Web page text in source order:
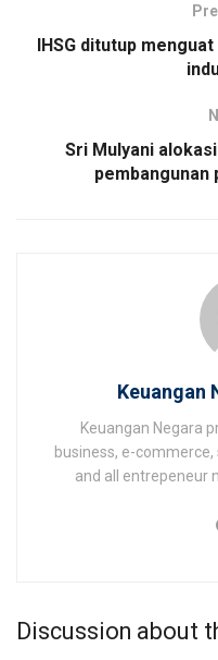
IHSG ditutup
Sri Mulyani
Keuangan
Keuangan Negara
business, e-
and all entrepeneur
Discussion about